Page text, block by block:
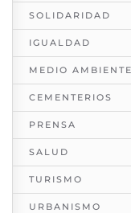
SOLIDARIDAD
IGUALDAD
MEDIO AMBIENTE
CEMENTERIOS
PRENSA
SALUD
TURISMO
URBANISMO